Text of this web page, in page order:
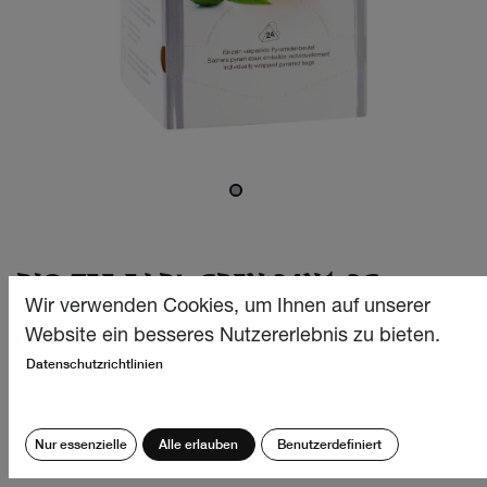
BIO TEE EARL GREY 24X1.3G
Klassisch – edel und zeitlos. Unser Earl Grey ist ein
Schwarztee aus China, Assam und Darjeeling in Indien.
CHF12.40
Wir verwenden Cookies, um Ihnen auf unserer
Website ein besseres Nutzererlebnis zu bieten.
Datenschutzrichtlinien
Nur essenzielle Alle erlauben Benutzerdefiniert